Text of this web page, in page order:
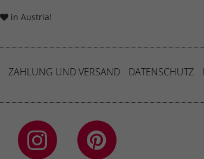
in Austria!
ZAHLUNG UND VERSAND DATENSCHUTZ